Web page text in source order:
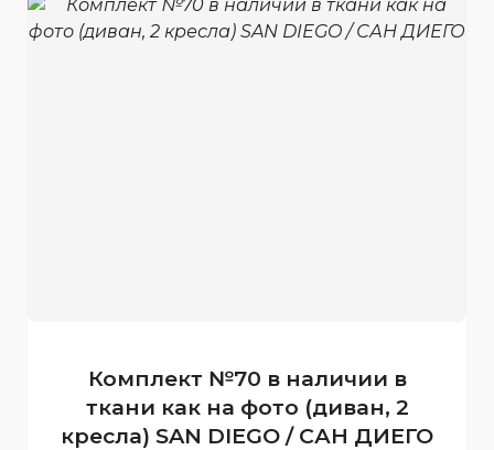
Комплект №70 в наличии в
ткани как на фото (диван, 2
кресла) SAN DIEGO / САН ДИЕГО